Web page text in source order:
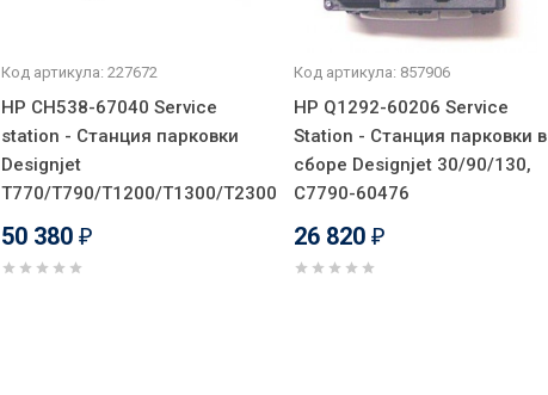
Код артикула: 227672
HP CH538-67040 Service
station - Станция парковки
Designjet
T770/T790/T1200/T1300/T2300
50 380 ₽
Код артикула: 857906
HP Q1292-60206 Service
Station - Станция парковки в
сборе Designjet 30/90/130,
C7790-60476
26 820 ₽